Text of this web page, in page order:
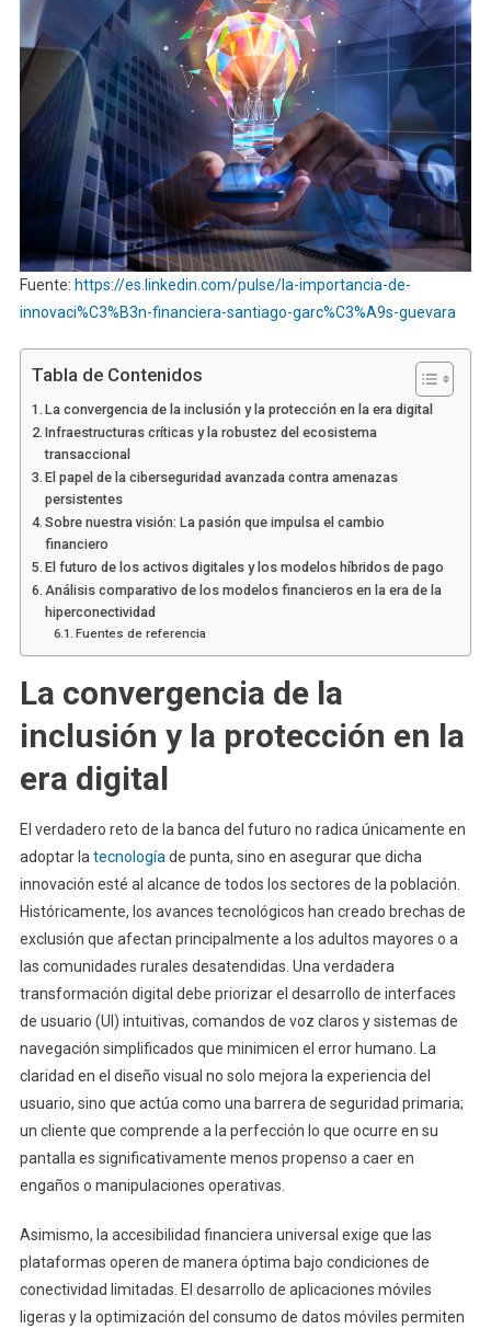
Fuente: https://es.linkedin.com/pulse/la-importancia-de-
innovaci%C3%B3n-financiera-santiago-garc%C3%A9s-guevara
Tabla de Contenidos
La convergencia de la inclusión y la protección en la era digital
Infraestructuras críticas y la robustez del ecosistema
transaccional
El papel de la ciberseguridad avanzada contra amenazas
persistentes
Sobre nuestra visión: La pasión que impulsa el cambio
financiero
El futuro de los activos digitales y los modelos híbridos de pago
Análisis comparativo de los modelos financieros en la era de la
hiperconectividad
Fuentes de referencia
La convergencia de la
inclusión y la protección en la
era digital
El verdadero reto de la banca del futuro no radica únicamente en
adoptar la tecnología de punta, sino en asegurar que dicha
innovación esté al alcance de todos los sectores de la población.
Históricamente, los avances tecnológicos han creado brechas de
exclusión que afectan principalmente a los adultos mayores o a
las comunidades rurales desatendidas. Una verdadera
transformación digital debe priorizar el desarrollo de interfaces
de usuario (UI) intuitivas, comandos de voz claros y sistemas de
navegación simplificados que minimicen el error humano. La
claridad en el diseño visual no solo mejora la experiencia del
usuario, sino que actúa como una barrera de seguridad primaria;
un cliente que comprende a la perfección lo que ocurre en su
pantalla es significativamente menos propenso a caer en
engaños o manipulaciones operativas.
Asimismo, la accesibilidad financiera universal exige que las
plataformas operen de manera óptima bajo condiciones de
conectividad limitadas. El desarrollo de aplicaciones móviles
ligeras y la optimización del consumo de datos móviles permiten